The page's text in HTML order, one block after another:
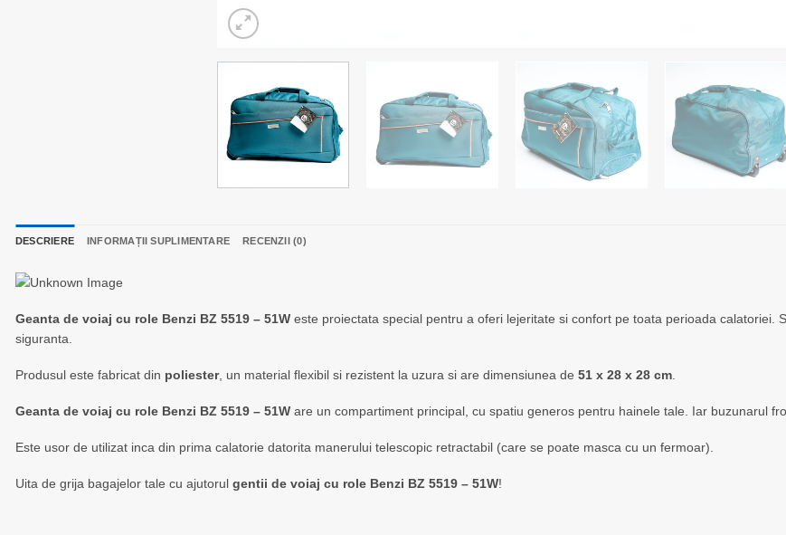
DESCRIERE INFORMAȚII SUPLIMENTARE RECENZII (0)
Geanta de voiaj cu role Benzi BZ 5519 – 51W este proiectata special pentru a oferi lejeritate si confort pe toata perioada
siguranta.
Produsul este fabricat din poliester, un material flexibil si rezistent la uzura si are dimensiunea de 51 x 28 x 28 cm
Geanta de voiaj cu role Benzi BZ 5519 – 51W are un compartiment principal, cu spatiu generos pentru hainele tale. Iar buzunarul
Este usor de utilizat inca din prima calatorie datorita manerului telescopic retractabil (care se poate masca cu un fermoar).
Uita de grija bagajelor tale cu ajutorul gentii de voiaj cu role Benzi BZ 5519 – 51W!